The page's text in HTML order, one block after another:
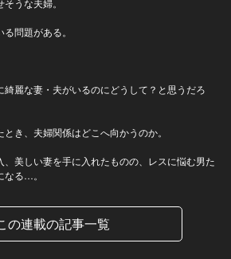
問題がある。
麗な妻・夫がいるのにどうして？と思うだろ
き、夫婦関係はどこへ向かうのか。
、美しい妻を手に入れたものの、レスに悩む男た
なる…。
の連載の記事一覧